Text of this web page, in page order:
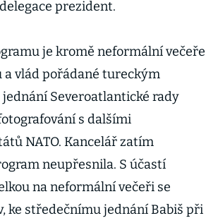
prezident.
je kromě neformální večeře
a vlád pořádané tureckým
Severoatlantické rady
s dalšími
NATO. Kancelář zatím
neupřesnila. S účastí
na neformální večeři se
ke středečnímu jednání Babiš při